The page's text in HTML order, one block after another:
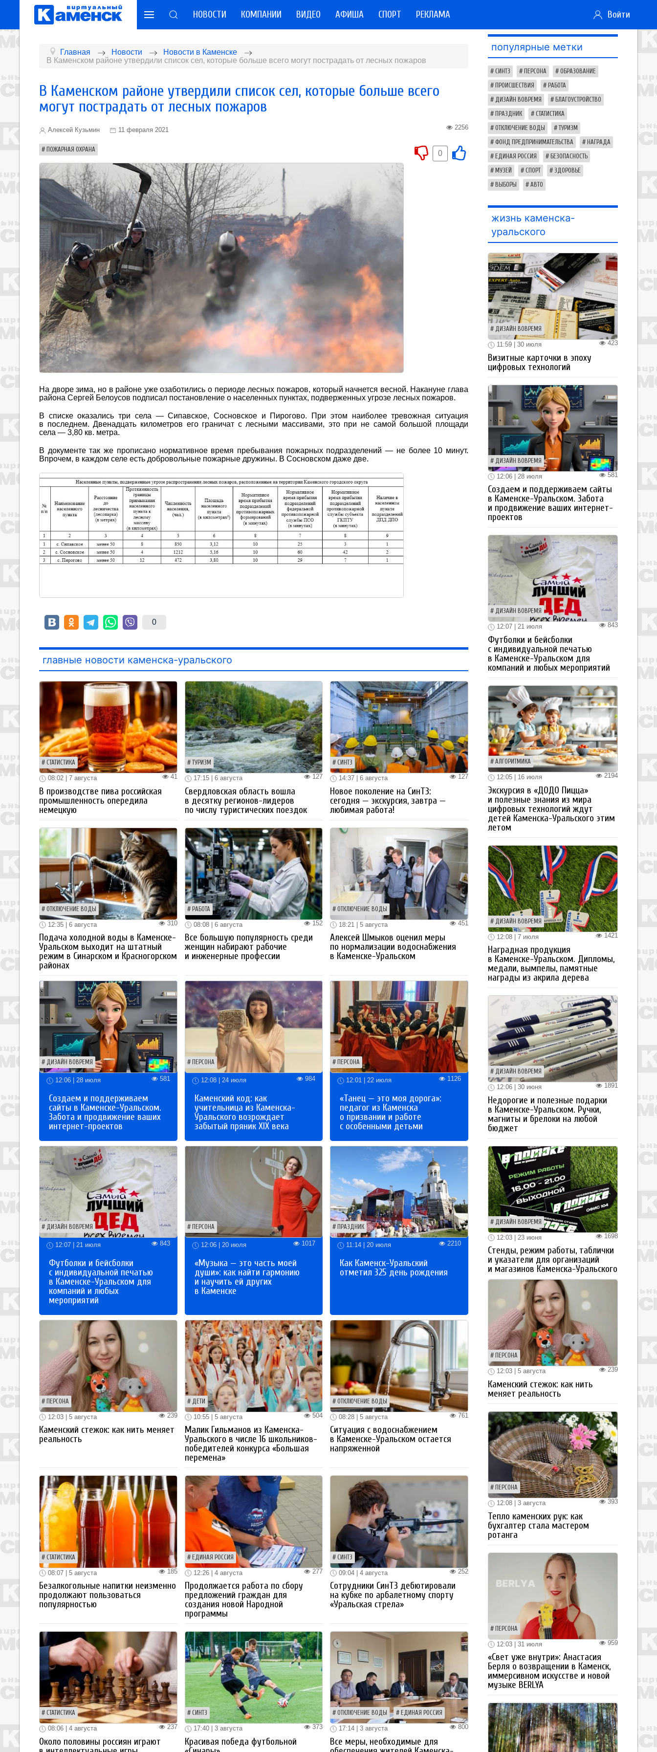
НОВОСТИ КОМПАНИИ ВИДЕО АФИША СПОРТ РЕКЛАМА Войти
Главная Новости
Новости в Каменске
В Каменском районе утвердили список сел, которые больше всего могут пострадать от лесных пожаров
В Каменском районе утвердили список сел, которые больше всего
могут пострадать от лесных пожаров
Алексей Кузьмин 11 февраля 2021 2256
ПОЖАРНАЯ ОХРАНА 0
На дворе зима, но в районе уже озаботились о периоде лесных пожаров, который начнется весной. Накануне глава
района Сергей Белоусов подписал постановление о населенных пунктах, подверженных угрозе лесных пожаров.
В списке оказались три села — Сипавское, Сосновское и Пирогово. При этом наиболее тревожная ситуация
в последнем. Двенадцать километров его граничат с лесными массивами, это при не самой большой площади
села — 3,80 кв. метра.
В документе так же прописано нормативное время пребывания пожарных подразделений — не более 10 минут.
Впрочем, в каждом селе есть добровольные пожарные дружины. В Сосновском даже две.
0
главные новости каменска-уральского
СТАТИСТИКА
41
08:02 | 7 августа
В производстве пива российская
промышленность опередила
немецкую
ТУРИЗМ
127
17:15 | 6 августа
Свердловская область вошла
в десятку регионов-лидеров
по числу туристических поездок
СИНТЗ
127
14:37 | 6 августа
Новое поколение на СинТЗ:
сегодня — экскурсия, завтра —
любимая работа!
ОТКЛЮЧЕНИЕ ВОДЫ
310
12:35 | 6 августа
Подача холодной воды в Каменске-
Уральском выходит на штатный
режим в Синарском и Красногорском
районах
РАБОТА
152
08:08 | 6 августа
Все большую популярность среди
женщин набирают рабочие
и инженерные профессии
ОТКЛЮЧЕНИЕ ВОДЫ
451
18:21 | 5 августа
Алексей Шмыков оценил меры
по нормализации водоснабжения
в Каменске-Уральском
ДИЗАЙН ВОВРЕМЯ
12:06 | 28 июля 581
Создаем и поддерживаем
сайты в Каменске-Уральском.
Забота и продвижение ваших
интернет-проектов
ПЕРСОНА
12:08 | 24 июля 984
Каменский код: как
учительница из Каменска-
Уральского возрождает
забытый пряник XIX века
ПЕРСОНА
12:01 | 22 июля 1126
«Танец — это моя дорога»:
педагог из Каменска
о призвании и работе
с особенными детьми
ДИЗАЙН ВОВРЕМЯ
12:07 | 21 июля 843
Футболки и бейсболки
с индивидуальной печатью
в Каменске-Уральском для
компаний и любых
мероприятий
ПЕРСОНА
12:06 | 20 июля 1017
«Музыка — это часть моей
души»: как найти гармонию
и научить ей других
в Каменске
ПРАЗДНИК
11:14 | 20 июля 2210
Как Каменск-Уральский
отметил 325 день рождения
ПЕРСОНА
239
12:03 | 5 августа
Каменский стежок: как нить меняет
реальность
ДЕТИ
504
10:55 | 5 августа
Малик Гильманов из Каменска-
Уральского в числе 16 школьников-
победителей конкурса «Большая
перемена»
ОТКЛЮЧЕНИЕ ВОДЫ
761
08:28 | 5 августа
Ситуация с водоснабжением
в Каменске-Уральском остается
напряженной
СТАТИСТИКА
185
08:07 | 5 августа
Безалкогольные напитки неизменно
продолжают пользоваться
популярностью
ЕДИНАЯ РОССИЯ
277
12:26 | 4 августа
Продолжается работа по сбору
предложений граждан для
создания новой Народной
программы
СИНТЗ
252
09:04 | 4 августа
Сотрудники СинТЗ дебютировали
на кубке по арбалетному спорту
«Уральская стрела»
СТАТИСТИКА
237
08:06 | 4 августа
Около половины россиян играют
СИНТЗ
373
17:40 | 3 августа
Красивая победа футбольной
ОТКЛЮЧЕНИЕ ВОДЫ ЕДИНАЯ РОССИЯ
800
17:14 | 3 августа
Все меры, необходимые для
популярные метки
СИНТЗ ПЕРСОНА ОБРАЗОВАНИЕ
ПРОИСШЕСТВИЯ РАБОТА
ДИЗАЙН ВОВРЕМЯ БЛАГОУСТРОЙСТВО
ПРАЗДНИК СТАТИСТИКА
ОТКЛЮЧЕНИЕ ВОДЫ ТУРИЗМ
ФОНД ПРЕДПРИНИМАТЕЛЬСТВА НАГРАДА
ЕДИНАЯ РОССИЯ БЕЗОПАСНОСТЬ
МУЗЕЙ СПОРТ ЗДОРОВЬЕ
ВЫБОРЫ АВТО
жизнь каменска-
уральского
ДИЗАЙН ВОВРЕМЯ
423
11:59 | 30 июля
Визитные карточки в эпоху
цифровых технологий
ДИЗАЙН ВОВРЕМЯ
581
12:06 | 28 июля
Создаем и поддерживаем сайты
в Каменске-Уральском. Забота
и продвижение ваших интернет-
проектов
ДИЗАЙН ВОВРЕМЯ
843
12:07 | 21 июля
Футболки и бейсболки
с индивидуальной печатью
в Каменске-Уральском для
компаний и любых мероприятий
АЛГОРИТМИКА
2194
12:05 | 16 июля
Экскурсия в «ДОДО Пицца»
и полезные знания из мира
цифровых технологий ждут
детей Каменска-Уральского этим
летом
ДИЗАЙН ВОВРЕМЯ
1421
12:08 | 7 июля
Наградная продукция
в Каменске-Уральском. Дипломы,
медали, вымпелы, памятные
награды из акрила дерева
ДИЗАЙН ВОВРЕМЯ
1891
12:06 | 30 июня
Недорогие и полезные подарки
в Каменске-Уральском. Ручки,
магниты и брелоки на любой
бюджет
ДИЗАЙН ВОВРЕМЯ
1698
12:03 | 23 июня
Стенды, режим работы, таблички
и указатели для организаций
и магазинов Каменска-Уральского
ПЕРСОНА
239
12:03 | 5 августа
Каменский стежок: как нить
меняет реальность
ПЕРСОНА
393
12:08 | 3 августа
Тепло каменских рук: как
бухгалтер стала мастером
ротанга
ПЕРСОНА
959
12:03 | 31 июля
«Свет уже внутри»: Анастасия
Берля о возвращении в Каменск,
иммерсивном искусстве и новой
музыке BERLYA